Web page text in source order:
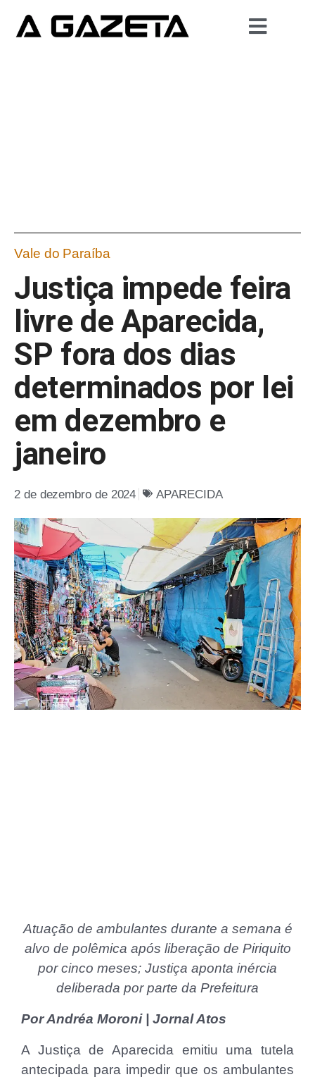
Vale do Paraíba
Justiça impede feira
livre de Aparecida,
SP fora dos dias
determinados por lei
em dezembro e
janeiro
2 de dezembro de 2024 APARECIDA
Atuação de ambulantes durante a semana é
alvo de polêmica após liberação de Piriquito
por cinco meses; Justiça aponta inércia
deliberada por parte da Prefeitura
Por Andréa Moroni | Jornal Atos
A Justiça de Aparecida emitiu uma tutela
antecipada para impedir que os ambulantes